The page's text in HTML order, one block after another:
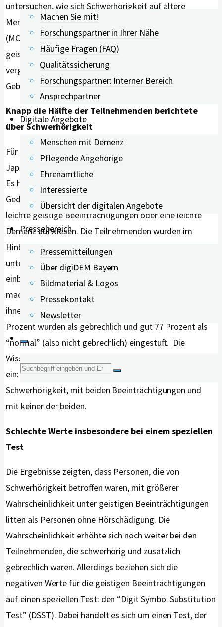
Machen Sie mit!
Forschungspartner in Ihrer Nähe
Häufige Fragen (FAQ)
Qualitätssicherung
Forschungspartner: Interner Bereich
Ansprechpartner
Digitale Angebote
Menschen mit Demenz
Pflegende Angehörige
Ehrenamtliche
Interessierte
Übersicht der digitalen Angebote
Pressebereich
Pressemitteilungen
Über digiDEM Bayern
Bildmaterial & Logos
Pressekontakt
Newsletter
Suche
nach:
untersuchen, wie sich Schwerhörigkeit auf ältere
Menschen mit leichten geistigen Beeinträchtigungen
(MCI) und leichter Demenz in Bezug auf unterschiedliche
geistige Fähigkeiten auswirkt. Zudem wollten sie
vergleichen, welche Rolle eine zusätzlich vorliegende
Gebrechlichkeit spielt.
Knapp die Hälfte der Teilnehmenden berichtete
über Schwerhörigkeit
Für ihre Studie analysierten sie die Daten von 172
Japaner*innen, die zwischen 65 und 95 Jahre alt waren.
Es handelte sich um Patient*innen einer
Gedächtnissprechstunde der Uni-Klinik Nagoya, die
leichte geistige Beeinträchtigungen oder eine leichte
Demenz aufwiesen. Die Teilnehmenden wurden im
Hinblick auf ihren geistigen und körperlichen Zustand
untersucht, auch Begleiterkrankungen wurden mit
einbezogen. Zudem sollten sie Angaben darüber
machen, wie gut sie hören können. Knapp die Hälfte von
ihnen berichtete über Schwerhörigkeit. Knapp 23
Prozent wurden als gebrechlich und gut 77 Prozent als
“normal” (also nicht gebrechlich) eingestuft. Die
Wissenschaftler*innen teilten sie dann in vier Gruppen
ein: Teilnehmende mit Gebrechlichkeit, mit
Schwerhörigkeit, mit beiden Beeinträchtigungen und
mit keiner der beiden.
Schlechte Werte insbesondere bei einem speziellen
Test
Die Ergebnisse zeigten, dass Personen, die von
Schwerhörigkeit betroffen waren, mit größerer
Wahrscheinlichkeit unter geistigen Beeinträchtigungen
litten als Personen ohne Hörschädigung. Die
Wahrscheinlichkeit erhöhte sich noch weiter bei den
Teilnehmenden, die schwerhörig und zusätzlich
gebrechlich waren. Allerdings beziehen sich die
negativen Werte für die geistigen Beeinträchtigungen
auf einen speziellen Test: den “Digit Symbol Substitution
Test” (DSST). Dabei handelt es sich um einen Test, der